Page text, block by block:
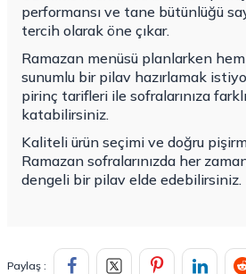
performansı ve tane bütünlüğü
tercih olarak öne çıkar.
Ramazan menüsü planlarken
sunumlu bir pilav hazırlamak
pirinç tarifleri ile sofralarınıza
katabilirsiniz.
Kaliteli ürün seçimi ve doğru
Ramazan sofralarınızda her
dengeli bir pilav elde edebilirsiniz.
Paylaş :